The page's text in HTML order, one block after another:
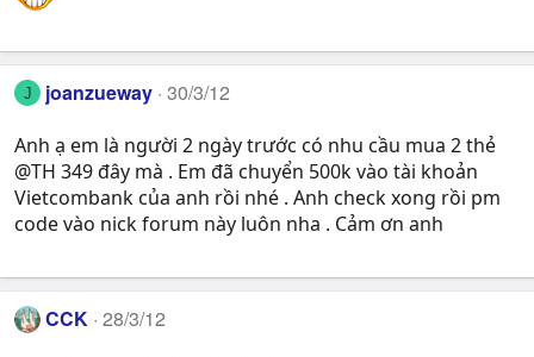
J joanzueway 30/3/12
Anh ạ em là người 2 ngày trước có nhu cầu mua 2 thẻ
@TH 349 đây mà . Em đã chuyển 500k vào tài khoản
Vietcombank của anh rồi nhé . Anh check xong rồi pm
code vào nick forum này luôn nha . Cảm ơn anh
CCK 28/3/12